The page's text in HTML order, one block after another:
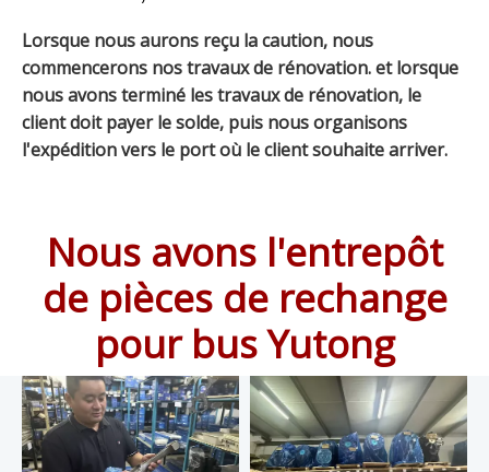
Lorsque nous aurons reçu la caution, nous
commencerons nos travaux de rénovation. et lorsque
nous avons terminé les travaux de rénovation, le
client doit payer le solde, puis nous organisons
l'expédition vers le port où le client souhaite arriver.
Nous avons l'entrepôt
de pièces de rechange
pour bus Yutong